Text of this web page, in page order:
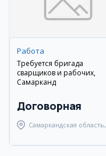
Работа
Требуется бригада
сварщиков и рабочих,
Самарканд
Договорная
Самаркандская область,